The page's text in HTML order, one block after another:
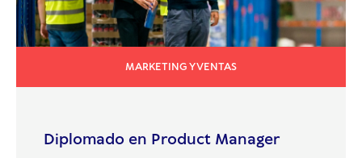
MARKETING Y VENTAS
Diplomado en Product Manager